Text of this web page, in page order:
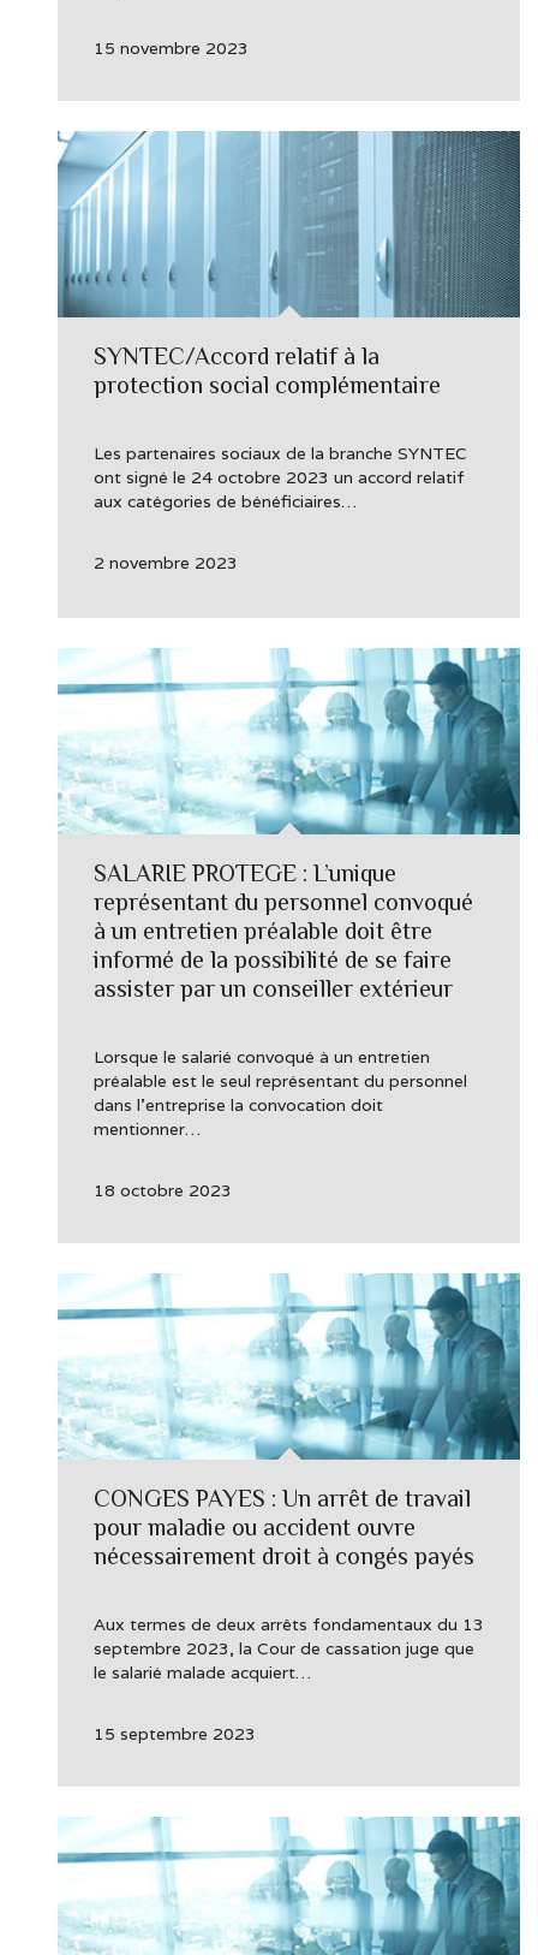
15 novembre 2023
SYNTEC/Accord relatif à la
protection social complémentaire
Les partenaires sociaux de la branche SYNTEC
ont signé le 24 octobre 2023 un accord relatif
aux catégories de bénéficiaires…
2 novembre 2023
SALARIE PROTEGE : L’unique
représentant du personnel convoqué
à un entretien préalable doit être
informé de la possibilité de se faire
assister par un conseiller extérieur
Lorsque le salarié convoqué à un entretien
préalable est le seul représentant du personnel
dans l’entreprise la convocation doit
mentionner…
18 octobre 2023
CONGES PAYES : Un arrêt de travail
pour maladie ou accident ouvre
nécessairement droit à congés payés
Aux termes de deux arrêts fondamentaux du 13
septembre 2023, la Cour de cassation juge que
le salarié malade acquiert…
15 septembre 2023